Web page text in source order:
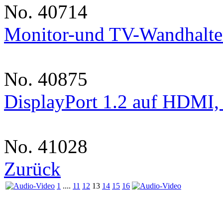
No. 40714
Monitor-und TV-
No. 40875
DisplayPort 1.2 auf
No. 41028
Zurück
1 .... 11 12 13 14 15 16